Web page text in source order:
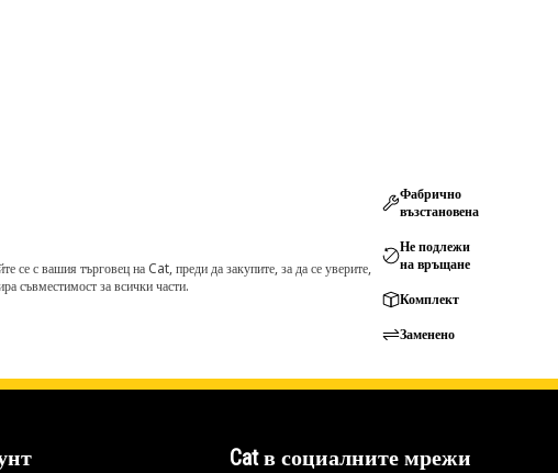
се с вашия търговец на Cat, преди да закупите, за да се уверите,
съвместимост за всички части.
Фабрично
възстановена
Не подлежи
на връщане
Комплект
Заменено
Cat в социалните мрежи